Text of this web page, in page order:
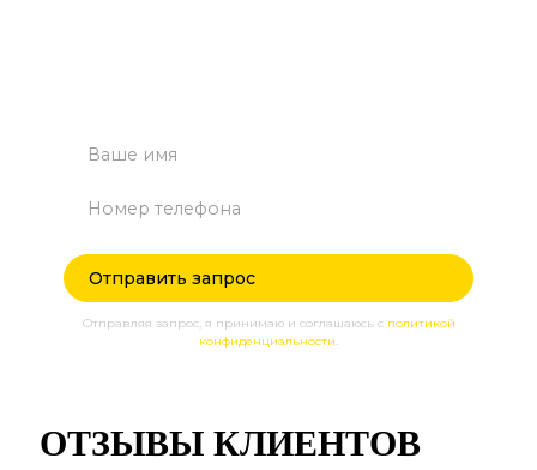
Отправляя запрос, я принимаю и соглашаюсь с политикой
конфиденциальности.
ОТЗЫВЫ КЛИЕНТОВ